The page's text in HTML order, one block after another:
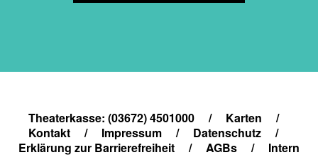
Theaterkasse: (03672) 4501000 / Karten
/
Kontakt
/ Impressum / Datenschutz
/
Erklärung zur Barrierefreiheit
/ AGBs / Intern